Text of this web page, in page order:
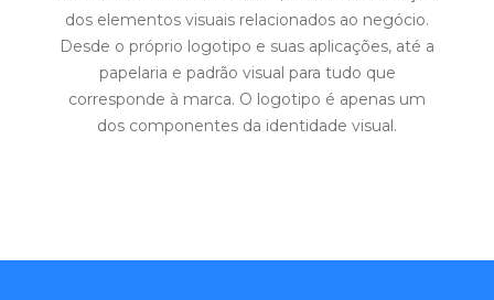
dos elementos visuais relacionados ao negócio.
Desde o próprio logotipo e suas aplicações, até a
papelaria e padrão visual para tudo que
corresponde à marca. O logotipo é apenas um
dos componentes da identidade visual.